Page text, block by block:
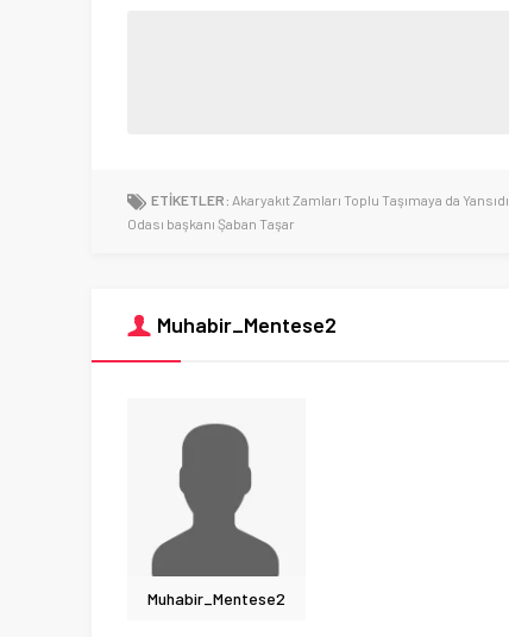
ETİKETLER: Akaryakıt Zamları Toplu Taşımaya da Yansıdı
Odası başkanı Şaban Taşar
Muhabir_Mentese2
Muhabir_Mentese2